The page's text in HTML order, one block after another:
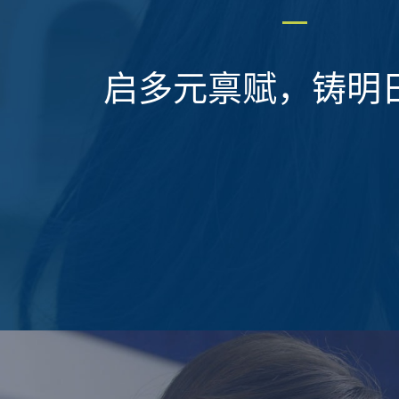
启多元禀赋，铸明